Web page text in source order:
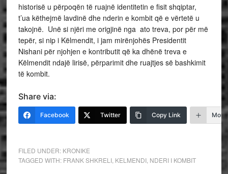
historisë u përpoqën të ruajnë identitetin e fisit shqiptar,
t’ua këthejmë lavdinë dhe nderin e kombit që e vërtetë u
takojnë. Unë si njëri me origjinë nga ato treva, por për më
tepër, si nip i Këlmendit, i jam mirënjohës Presidentit
Nishani për njohjen e kontributit që ka dhënë treva e
Këlmendit ndajë lirisë, përparimit dhe ruajtjes së bashkimit
të kombit.
Share via:
Facebook Twitter Copy Link More
FILED UNDER: KRONIKE
TAGGED WITH: FRANK SHKRELI, KELMENDI, NDERI I KOMBIT